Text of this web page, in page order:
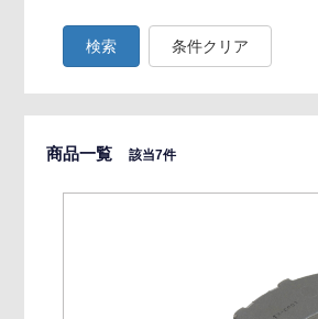
検索 条件クリア
商品一覧該当7件